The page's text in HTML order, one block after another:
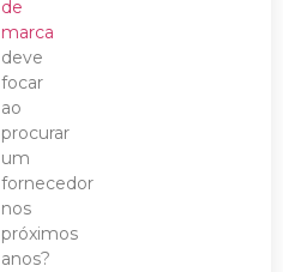
de
marca
deve
focar
ao
procurar
um
fornecedor
nos
próximos
anos?